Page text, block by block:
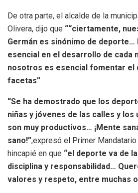
De otra parte, el alcalde de la
Olivera, dijo que ““ciertamente,
Germán es sinónimo de deporte…
esencial en el desarrollo de cada
nosotros es esencial fomentar el
facetas”.
“Se ha demostrado que los
niñas y jóvenes de las calles y los
son muy productivos… ¡Mente
sano!”,expresó el Primer
hincapié en que “el deporte va de
disciplina y responsabilidad…
valores y respeto, entre muchas